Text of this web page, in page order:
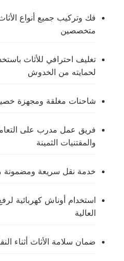
فك وتركيب جميع أنواع
متخصصين
تغليف احترافي للأثاث
لحمايته من الخدوش
شاحنات مغلقة ومجهزة
فريق عمل مدرب على
والمقتنيات الثمينة
خدمة نقل سريعة ومضمونة
استخدام أوناش كهربائية
العالية
ضمان سلامة الأثاث أثناء